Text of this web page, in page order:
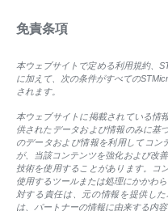
免責条項
本ウェブサイトで定める利用規約、
に加えて、次の条件がすべての
されます。
本ウェブサイトに掲載されている情
供されたデータおよび情報のみに基
のデータおよび情報を利用してコン
が、当該コンテンツを強化および改
技術を使用することがあります。コ
使用するツールまたは処理にかかわ
対する責任は、元の情報を提供し
は、パートナーの情報に由来する内